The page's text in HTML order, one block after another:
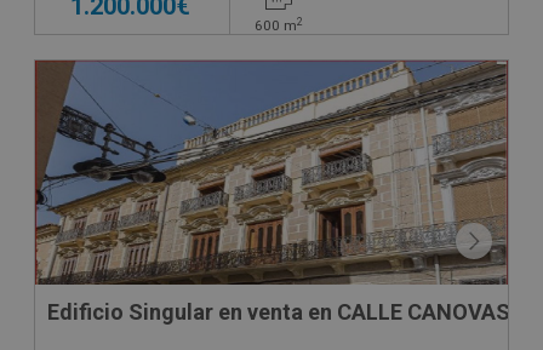
1.200.000€
600 m2
Edificio Singular en venta en CALLE CANOVAS